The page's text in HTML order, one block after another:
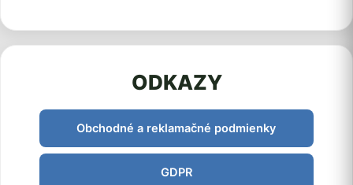
ODKAZY
Obchodné a reklamačné podmienky
GDPR